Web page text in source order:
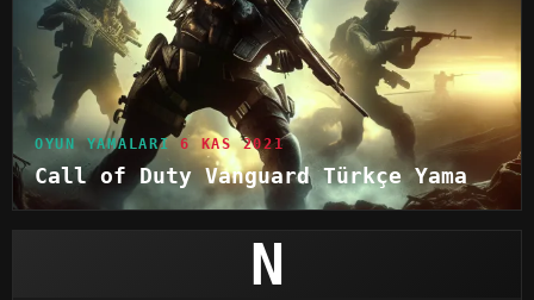
OYUN YAMALARI 6 KAS 2021
Call of Duty Vanguard Türkçe Yama
N